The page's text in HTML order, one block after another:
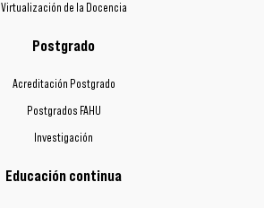
Virtualización de la Docencia
Postgrado
Acreditación Postgrado
Postgrados FAHU
Investigación
Educación continua